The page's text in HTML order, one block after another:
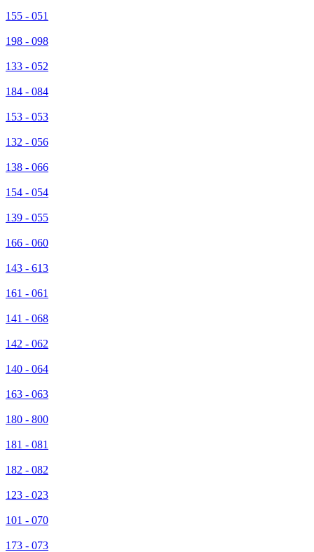
155 - 051
198 - 098
133 - 052
184 - 084
153 - 053
132 - 056
138 - 066
154 - 054
139 - 055
166 - 060
143 - 613
161 - 061
141 - 068
142 - 062
140 - 064
163 - 063
180 - 800
181 - 081
182 - 082
123 - 023
101 - 070
173 - 073